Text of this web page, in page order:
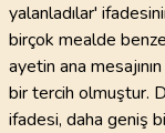
yalanladılar'
birçok mealde
ayetin ana
bir tercih olmuştur.
ifadesi, daha geniş